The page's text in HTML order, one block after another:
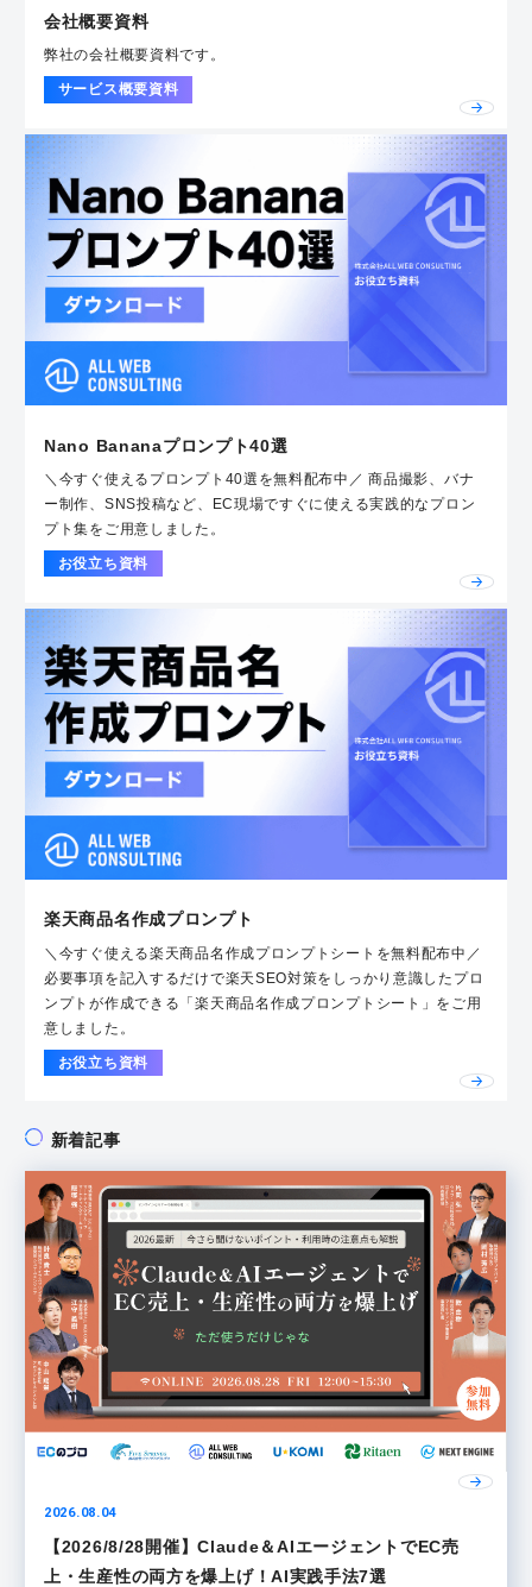
会社概要資料
弊社の会社概要資料です。
サービス概要資料
Nano Bananaプロンプト40選
＼今すぐ使えるプロンプト40選を無料配布中／ 商品撮影、バナ
ー制作、SNS投稿など、EC現場ですぐに使える実践的なプロン
プト集をご用意しました。
お役立ち資料
楽天商品名作成プロンプト
＼今すぐ使える楽天商品名作成プロンプトシートを無料配布中／
必要事項を記入するだけで楽天SEO対策をしっかり意識したプロ
ンプトが作成できる「楽天商品名作成プロンプトシート」をご用
意しました。
お役立ち資料
新着記事
2026.08.04
【2026/8/28開催】Claude＆AIエージェントでEC売
上・生産性の両方を爆上げ！AI実践手法7選